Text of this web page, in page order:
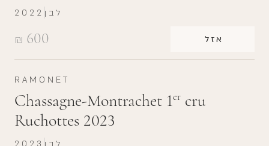
₪ 600 אזל
2022 לבן
RAMONET
Chassagne-Montrachet 1er cru
Ruchottes 2023
2023 לבן